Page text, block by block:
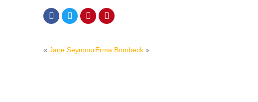
« Jane SeymourErma Bombeck »